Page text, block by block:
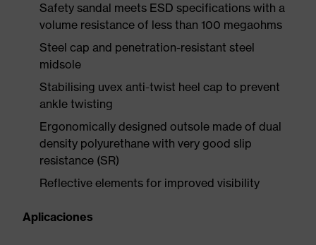
Safety sandal meets ESD specifications with a
volume resistance of less than 100 megaohms
Steel cap and penetration-resistant steel
midsole
Stabilising uvex anti-twist heel cap to prevent
ankle twisting
Ergonomically designed outsole made of dual
density polyurethane with very good slip
resistance (SR)
Reflective elements for improved visibility
Aplicaciones